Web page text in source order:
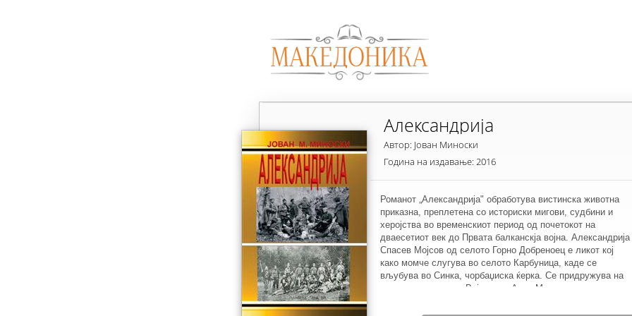
Александрија
Автор: Јован Миноски
Година на издавање: 2016
Романот „Александрија" обработува вистинска животна
приказна, преплетена со историски мигови, судбини и
херојства во временскиот период од почетокот на
дваесетиот век до Првата балканскја војна. Александрија
Спасев Мојсов од селото Горно Добреноец е ликот кој
како момче слугува во селото Карбуница, каде се
вљубува во Синка, чорбаџиска ќерка. Се придружува на
комитската чета на Војводата Арсо Мицков на свои
со нападот на градот Кичево, предничи со јунаштво и